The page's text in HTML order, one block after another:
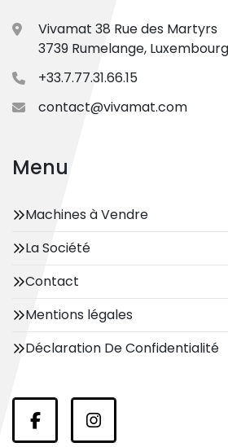
Vivamat 38 Rue des Martyrs
3739 Rumelange, Luxembourg
+33.7.77.31.66.15
contact@vivamat.com
Menu
Machines à Vendre
La Société
Contact
Mentions légales
Déclaration De Confidentialité
facebookinstagram